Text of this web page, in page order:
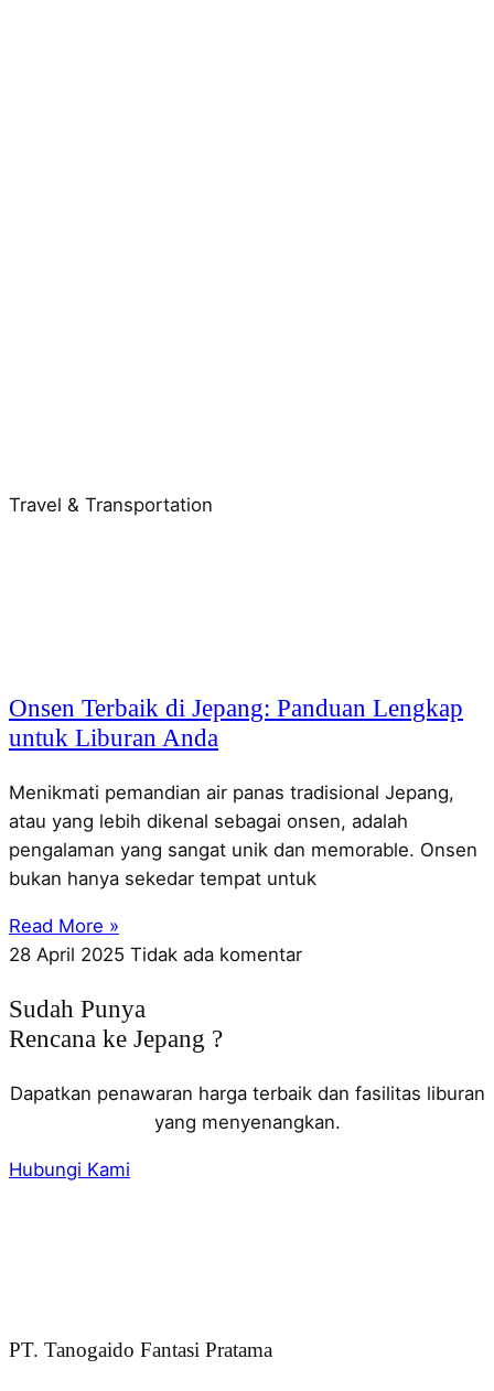
Travel & Transportation
Onsen Terbaik di Jepang: Panduan Lengkap
untuk Liburan Anda
Menikmati pemandian air panas tradisional Jepang,
atau yang lebih dikenal sebagai onsen, adalah
pengalaman yang sangat unik dan memorable. Onsen
bukan hanya sekedar tempat untuk
Read More »
28 April 2025 Tidak ada komentar
Sudah Punya
Rencana ke Jepang ?
Dapatkan penawaran harga terbaik dan fasilitas liburan
yang menyenangkan.
Hubungi Kami
PT. Tanogaido Fantasi Pratama